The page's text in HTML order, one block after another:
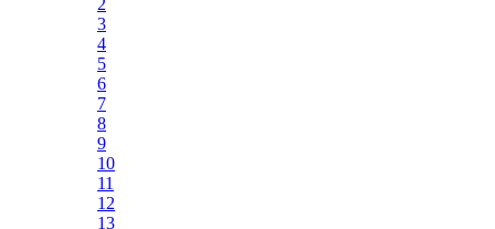
2
3
4
5
6
7
8
9
10
11
12
13